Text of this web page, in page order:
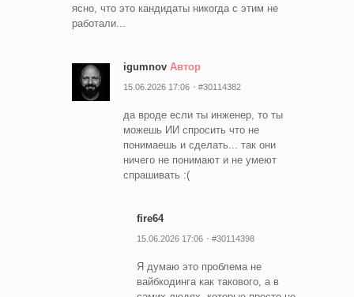
ясно, что это кандидаты никогда с этим не
работали...
igumnov Автор
15.06.2026 17:06 #30114382
да вроде если ты инженер, то ты
можешь ИИ спросить что не
понимаешь и сделать... так они
ничего не понимают и не умеют
спрашивать :(
fire64
15.06.2026 17:06 #30114398
Я думаю это проблема не
вайбкодинга как такового, а в